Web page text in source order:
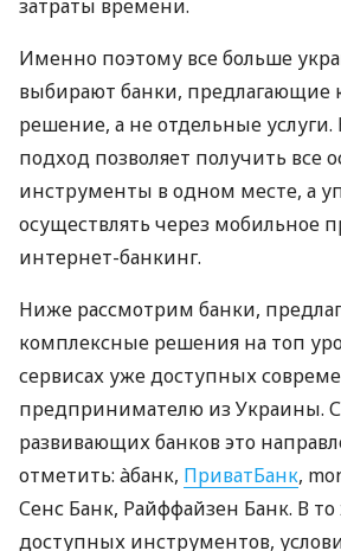
затраты времени.
Именно поэтому все больше
выбирают банки, предлагающие
решение, а не отдельные
подход позволяет получить все
инструменты в одном месте, а
осуществлять через мобильное
интернет-банкинг.
Ниже рассмотрим банки,
комплексные решения на топ
сервисах уже доступных
предпринимателю из Украины.
развивающих банков это
отметить: àбанк, ПриватБанк,
Сенс Банк, Райффайзен Банк. В
доступных инструментов,